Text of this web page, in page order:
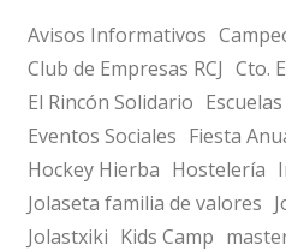
Avisos Informativos
Club de Empresas RCJ Cto.
El Rincón Solidario
Eventos Sociales Fiesta
Hockey Hierba Hostelería
Jolaseta familia de valores
Jolastxiki Kids Camp